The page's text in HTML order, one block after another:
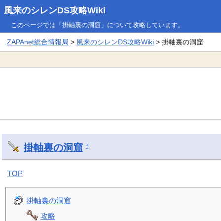
風来のシレンDS攻略Wiki
このページでは「掛軸裏の洞窟」について攻略しています。
ZAPAnet総合情報局 > 風来のシレンDS攻略Wiki > 掛軸裏の洞窟
掛軸裏の洞窟 †
TOP
掛軸裏の洞窟
攻略